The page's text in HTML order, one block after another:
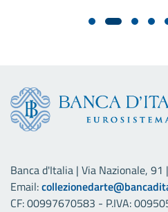
Banca d'Italia | Via Nazionale,
Email:
CF: 00997670583 - P.IVA: